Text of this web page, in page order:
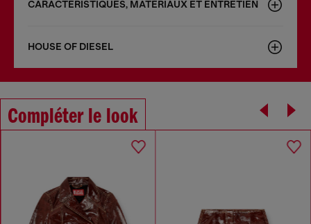
CARACTÉRISTIQUES, MATÉRIAUX ET ENTRETIEN
HOUSE OF DIESEL
Compléter le look